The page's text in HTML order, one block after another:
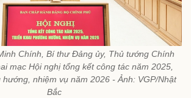
Chính, Bí thư Đảng ủy, Thủ tướng Chính
mạc Hội nghị tổng kết công tác năm 2025,
nhiệm vụ năm 2026 - Ảnh: VGP/Nhật
Bắc